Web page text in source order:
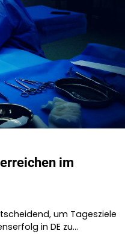
im
um Tagesziele
in DE zu…